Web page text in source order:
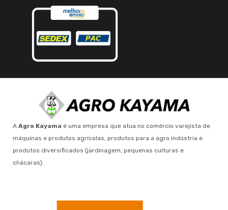
A Agro Kayama é uma empresa que atua no comércio varejista de
máquinas e produtos agrícolas, produtos para a agro indústria e
produtos diversificados (jardinagem, pequenas culturas e
chácaras).